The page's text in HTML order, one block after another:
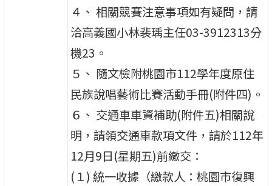
４、 相關競賽注意事項如有疑問，請
洽高義國小林裴瑀主任03-3912313分
機23。
５、 隨文檢附桃園市112學年度原住
民族說唱藝術比賽活動手冊(附件四)。
６、 交通車車資補助(附件五)相關說
明，請領交通車款項文件，請於112年
12月9日(星期五)前繳交：
(１) 統一收據（繳款人：桃園市復興